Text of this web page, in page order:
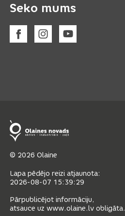
Seko mums
© 2026 Olaine
Lapa pēdējo reizi atjaunota:
2026-08-07 15:39:29
Pārpublicējot informāciju,
atsauce uz www.olaine.lv obligāta.